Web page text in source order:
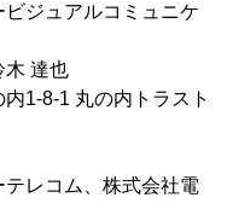
ジュアルコミュニケ
達也
1-8-1 丸の内トラスト
コム、株式会社電